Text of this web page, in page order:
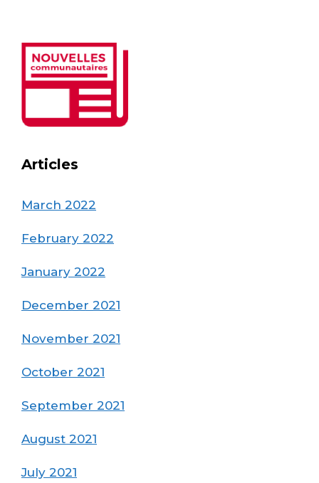
Articles
March 2022
February 2022
January 2022
December 2021
November 2021
October 2021
September 2021
August 2021
July 2021